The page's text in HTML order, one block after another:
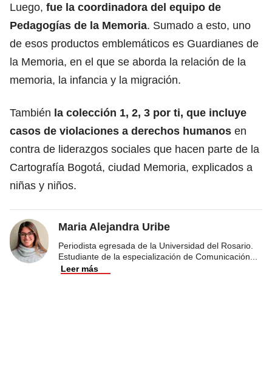
Luego, fue la coordinadora del equipo de
Pedagogías de la Memoria. Sumado a esto, uno
de esos productos emblemáticos es Guardianes de
la Memoria, en el que se aborda la relación de la
memoria, la infancia y la migración.
También la colección 1, 2, 3 por ti, que incluye
casos de violaciones a derechos humanos en
contra de liderazgos sociales que hacen parte de la
Cartografía Bogotá, ciudad Memoria, explicados a
niñas y niños.
Maria Alejandra Uribe
Periodista egresada de la Universidad del Rosario.
Estudiante de la especialización de Comunicación
Leer más